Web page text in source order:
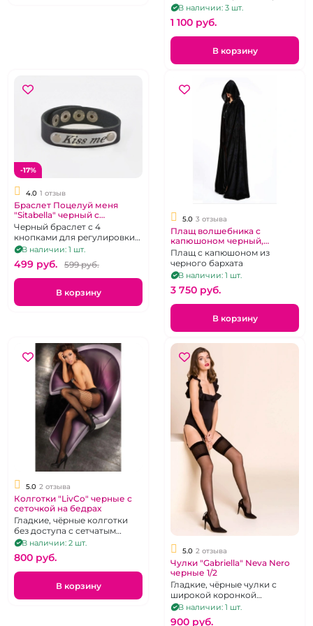
(38-40)
В наличии: 3 шт.
1 100 pуб.
В корзину
-17%
4.0 1 отзыв
Браслет Поцелуй меня
"Sitabella" черный с
клепками
Черный браслет с 4
кнопками для регулировки
по запястью, гравировка на
металле "Kiss me"
В наличии: 1 шт.
499 pуб. 599 pуб.
В корзину
5.0 3 отзыва
Плащ волшебника с
капюшоном черный,
бархатистый, длинный
Хогвартс
Плащ с капюшоном из
черного бархата
В наличии: 1 шт.
3 750 pуб.
В корзину
5.0 2 отзыва
Колготки "LivCo" черные с
сеточкой на бедрах
Гладкие, чёрные колготки
без доступа с сетчатым
фрагментом на бёдрах. Р 42-
48
В наличии: 2 шт.
800 pуб.
В корзину
5.0 2 отзыва
Чулки "Gabriella" Neva Nero
черные 1/2
Гладкие, чёрные чулки с
широкой коронкой
предназначенные для
ношения с поясом. Р 40-44
В наличии: 1 шт.
900 pуб.